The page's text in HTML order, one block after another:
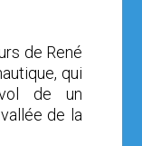
de René
qui
de un
de la